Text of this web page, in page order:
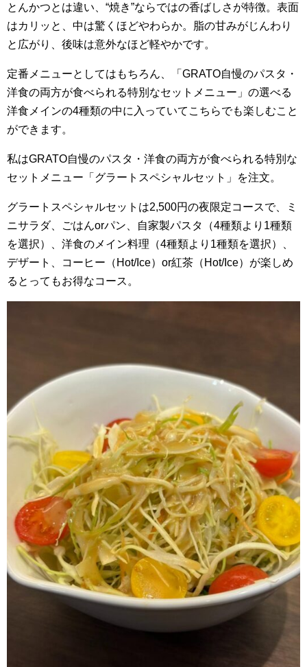
とんかつとは違い、“焼き”ならではの香ばしさが特徴。表面
はカリッと、中は驚くほどやわらか。脂の甘みがじんわり
と広がり、後味は意外なほど軽やかです。
定番メニューとしてはもちろん、「GRATO自慢のパスタ・
洋食の両方が食べられる特別なセットメニュー」の選べる
洋食メインの4種類の中に入っていてこちらでも楽しむこと
ができます。
私はGRATO自慢のパスタ・洋食の両方が食べられる特別な
セットメニュー「グラートスペシャルセット」を注文。
グラートスペシャルセットは2,500円の夜限定コースで、ミ
ニサラダ、ごはんorパン、自家製パスタ（4種類より1種類
を選択）、洋食のメイン料理（4種類より1種類を選択）、
デザート、コーヒー（Hot/Ice）or紅茶（Hot/Ice）が楽しめ
るとってもお得なコース。